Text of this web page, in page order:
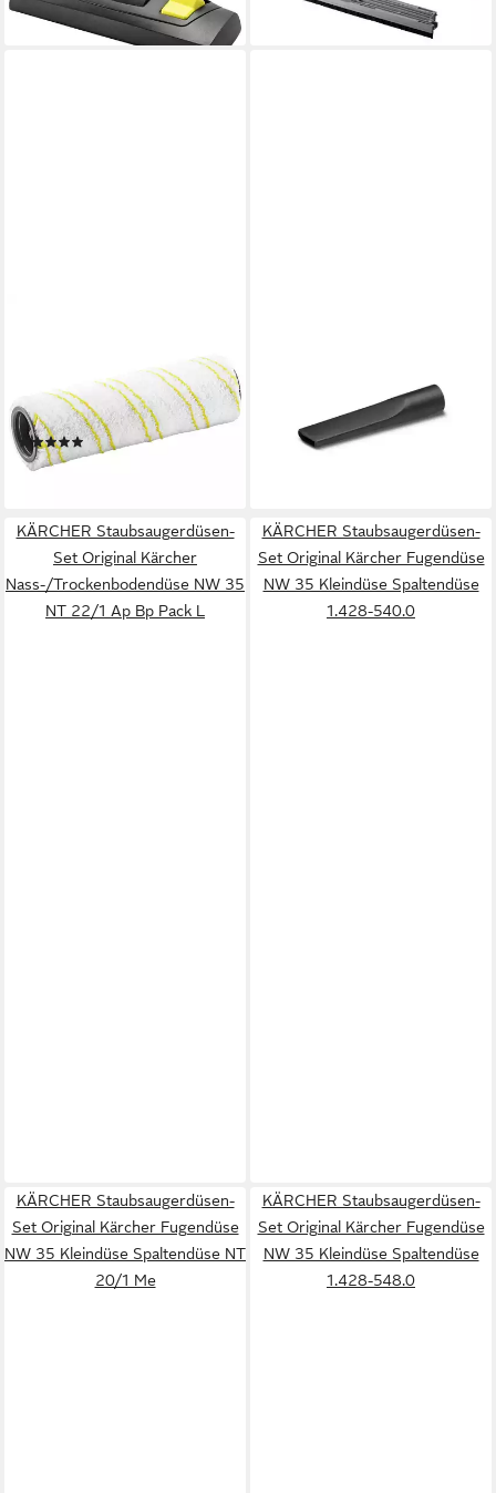
lieferbar - in 4-5 Werktagen bei dir
& Garden 2.863-329.0 FC 2-
4 Universalwalze
Reinigungswalz
(1)
25,27 €
Spaltendüse NT 20/1 Me
10,85 €
KÄRCHER Staubsaugerdüsen-
Set Original Kärcher
Nass-/Trockenbodendüse NW 35
NT 22/1 Ap Bp Pack L
KÄRCHER Staubsaugerdüsen-
Set Original Kärcher Fugendüse
NW 35 Kleindüse Spaltendüse
1.428-540.0
KÄRCHER Staubsaugerdüsen-
Set Original Kärcher Fugendüse
NW 35 Kleindüse Spaltendüse NT
20/1 Me
KÄRCHER Staubsaugerdüsen-
Set Original Kärcher Fugendüse
NW 35 Kleindüse Spaltendüse
1.428-548.0